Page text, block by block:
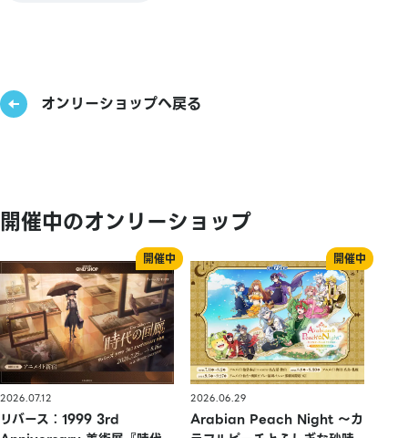
オンリーショップへ戻る
開催中のオンリーショップ
2026.07.12
リバース：1999 3rd
2026.06.29
Arabian Peach Night 〜カ